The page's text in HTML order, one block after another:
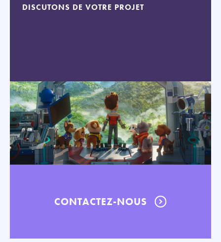
DISCUTONS DE VOTRE PROJET
CONTACTEZ-NOUS